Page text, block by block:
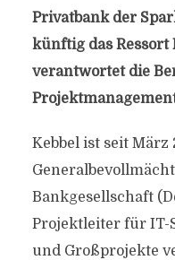
Privatbank der
künftig das
verantwortet die
Kebbel ist seit März
Bankgesellschaft
Projektleiter für IT-
und Großprojekte